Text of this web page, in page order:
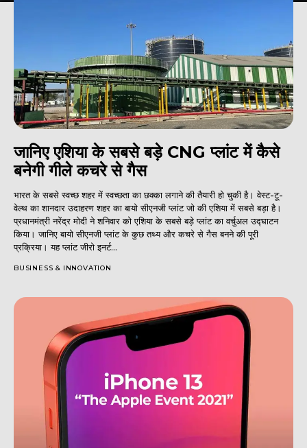
जानिए एशिया के सबसे बड़े CNG प्लांट में कैसे
बनेगी गीले कचरे से गैस
भारत के सबसे स्वच्छ शहर में स्वच्छता का छक्का लगाने की तैयारी हो चुकी है। वेस्ट-टू-
वेल्थ का शानदार उदाहरण शहर का बायो सीएनजी प्लांट जो की एशिया में सबसे बड़ा है।
प्रधानमंत्री नरेंद्र मोदी ने शनिवार को एशिया के सबसे बड़े प्लांट का वर्चुअल उद्घाटन
किया। जानिए बायो सीएनजी प्लांट के कुछ तथ्य और कचरे से गैस बनने की पूरी
प्रक्रिया। यह प्लांट जीरो इनर्ट...
BUSINESS & INNOVATION